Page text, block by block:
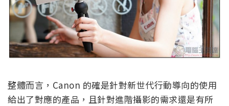
整體而言，Canon 的確是針對新世代行動導向的使用
給出了對應的產品，且針對進階攝影的需求還是有所